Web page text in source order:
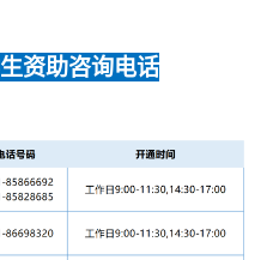
资助咨询电话